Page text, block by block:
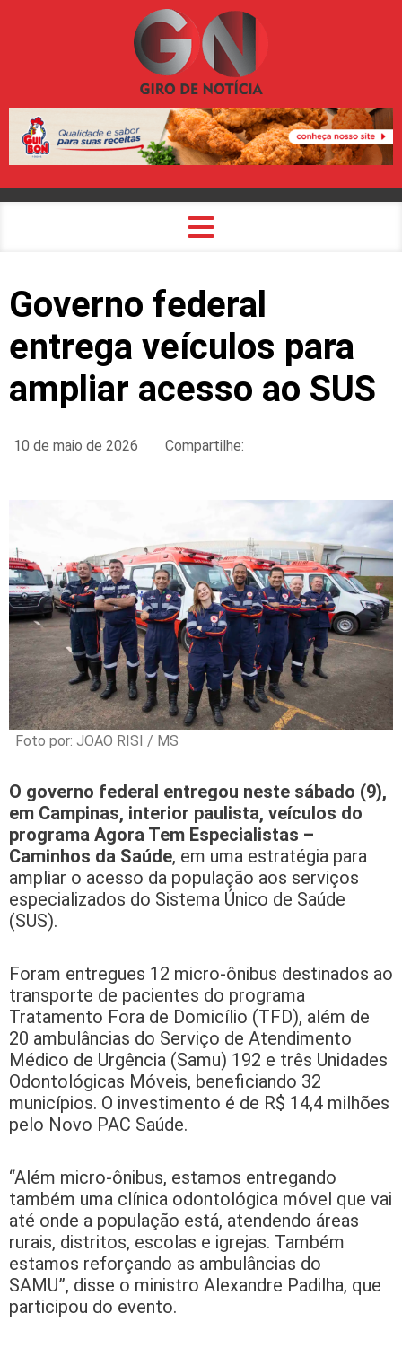
Governo federal
entrega veículos para
ampliar acesso ao SUS
10 de maio de 2026 Compartilhe:
Foto por: JOAO RISI / MS
O governo federal entregou neste sábado (9),
em Campinas, interior paulista, veículos do
programa Agora Tem Especialistas –
Caminhos da Saúde, em uma estratégia para
ampliar o acesso da população aos serviços
especializados do Sistema Único de Saúde
(SUS).
Foram entregues 12 micro-ônibus destinados ao
transporte de pacientes do programa
Tratamento Fora de Domicílio (TFD), além de
20 ambulâncias do Serviço de Atendimento
Médico de Urgência (Samu) 192 e três Unidades
Odontológicas Móveis, beneficiando 32
municípios. O investimento é de R$ 14,4 milhões
pelo Novo PAC Saúde.
“Além micro-ônibus, estamos entregando
também uma clínica odontológica móvel que vai
até onde a população está, atendendo áreas
rurais, distritos, escolas e igrejas. Também
estamos reforçando as ambulâncias do
SAMU”, disse o ministro Alexandre Padilha, que
participou do evento.